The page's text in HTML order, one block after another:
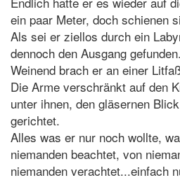
ein paar Meter, doch schienen
Als sei er ziellos durch ein
dennoch den Ausgang gefunden.
Weinend brach er an einer
Die Arme verschränkt auf den
unter ihnen, den gläsernen
gerichtet.
Alles was er nur noch wollte,
niemanden beachtet, von
niemanden verachtet...einfach